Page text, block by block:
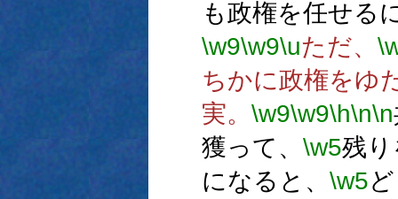
も政権を任せる
\w9\w9\uただ、
ちかに政権をゆ
実。 \w9\w9\h\n\n
獲って、 \w5残
になると、 \w5